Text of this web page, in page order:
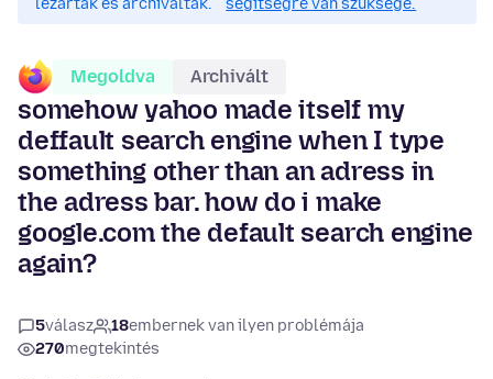
lezárták és archiválták.
segítségre van szüksége.
Megoldva Archivált
somehow yahoo made itself my
deffault search engine when I type
something other than an adress in
the adress bar. how do i make
google.com the default search engine
again?
5válasz 18embernek van ilyen problémája
270megtekintés